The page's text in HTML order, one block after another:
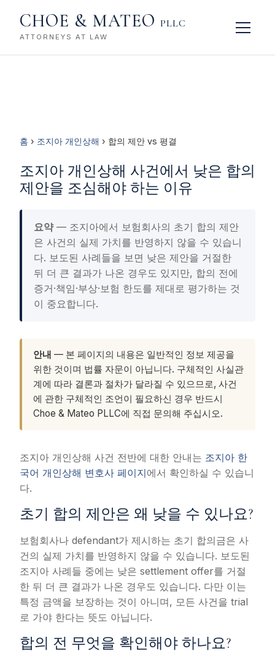
CHOE & MATEO PLLC
ATTORNEYS AT LAW
홈 › 조지아 개인상해 › 합의 제안 vs 평결
조지아 개인상해 사건에서 낮은 합의
제안을 조심해야 하는 이유
요약— 조지아에서 보험회사의 초기 합의 제안
은 사건의 실제 가치를 반영하지 않을 수 있습니
다. 보도된 사례들을 보면 낮은 제안을 거절한
뒤 더 큰 결과가 나온 경우도 있지만, 합의 전에
증거·책임·부상·보험 한도를 제대로 평가하는 것
이 중요합니다.
안내 — 본 페이지의 내용은 일반적인 정보 제공을
위한 것이며 법률 자문이 아닙니다. 구체적인 사실관
계에 따라 결론과 절차가 달라질 수 있으므로, 사건
에 관한 구체적인 조언이 필요하신 경우 반드시
Choe & Mateo PLLC에 직접 문의해 주십시오.
조지아 개인상해 사건 전반에 대한 안내는 조지아 한
국어 개인상해 변호사 페이지에서 확인하실 수 있습니
다.
초기 합의 제안은 왜 낮을 수 있나요?
보험회사나 defendant가 제시하는 초기 합의금은 사
건의 실제 가치를 반영하지 않을 수 있습니다. 보도된
조지아 사례들 중에는 낮은 settlement offer를 거절
한 뒤 더 큰 결과가 나온 경우도 있습니다. 다만 이는
특정 금액을 보장하는 것이 아니며, 모든 사건을 trial
로 가야 한다는 뜻도 아닙니다.
합의 전 무엇을 확인해야 하나요?